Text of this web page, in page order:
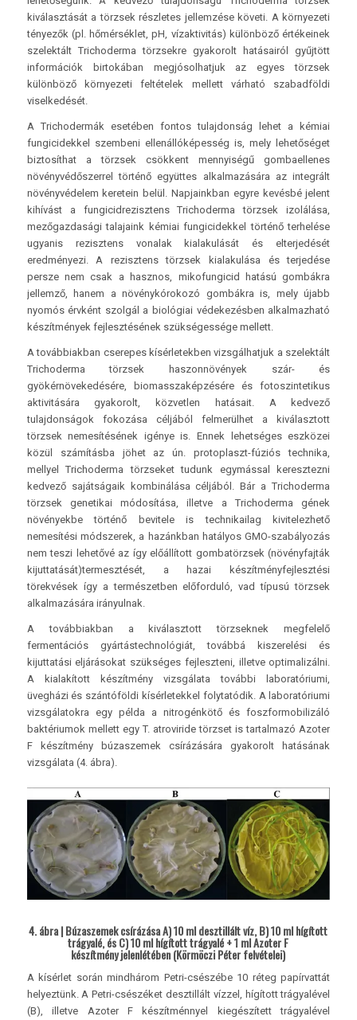
kiválasztását a törzsek részletes jellemzése követi. A környezeti
tényezők (pl. hőmérséklet, pH, vízaktivitás) különböző értékeinek
szelektált Trichoderma törzsekre gyakorolt hatásairól gyűjtött
információk birtokában megjósolhatjuk az egyes törzsek
különböző környezeti feltételek mellett várható szabadföldi
viselkedését.
A Trichodermák esetében fontos tulajdonság lehet a kémiai
fungicidekkel szembeni ellenállóképesség is, mely lehetőséget
biztosíthat a törzsek csökkent mennyiségű gombaellenes
növényvédőszerrel történő együttes alkalmazására az integrált
növényvédelem keretein belül. Napjainkban egyre kevésbé jelent
kihívást a fungicidrezisztens Trichoderma törzsek izolálása,
mezőgazdasági talajaink kémiai fungicidekkel történő terhelése
ugyanis rezisztens vonalak kialakulását és elterjedését
eredményezi. A rezisztens törzsek kialakulása és terjedése
persze nem csak a hasznos, mikofungicid hatású gombákra
jellemző, hanem a növénykórokozó gombákra is, mely újabb
nyomós érvként szolgál a biológiai védekezésben alkalmazható
készítmények fejlesztésének szükségessége mellett.
A továbbiakban cserepes kísérletekben vizsgálhatjuk a szelektált
Trichoderma törzsek haszonnövények szár- és
gyökérnövekedésére, biomasszaképzésére és fotoszintetikus
aktivitására gyakorolt, közvetlen hatásait. A kedvező
tulajdonságok fokozása céljából felmerülhet a kiválasztott
törzsek nemesítésének igénye is. Ennek lehetséges eszközei
közül számításba jöhet az ún. protoplaszt-fúziós technika,
mellyel Trichoderma törzseket tudunk egymással keresztezni
kedvező sajátságaik kombinálása céljából. Bár a Trichoderma
törzsek genetikai módosítása, illetve a Trichoderma gének
növényekbe történő bevitele is technikailag kivitelezhető
nemesítési módszerek, a hazánkban hatályos GMO-szabályozás
nem teszi lehetővé az így előállított gombatörzsek (növényfajták
kijuttatását)termesztését, a hazai készítményfejlesztési
törekvések így a természetben előforduló, vad típusú törzsek
alkalmazására irányulnak.
A továbbiakban a kiválasztott törzseknek megfelelő
fermentációs gyártástechnológiát, továbbá kiszerelési és
kijuttatási eljárásokat szükséges fejleszteni, illetve optimalizálni.
A kialakított készítmény vizsgálata további laboratóriumi,
üvegházi és szántóföldi kísérletekkel folytatódik. A laboratóriumi
vizsgálatokra egy példa a nitrogénkötő és foszformobilizáló
baktériumok mellett egy T. atroviride törzset is tartalmazó Azoter
F készítmény búzaszemek csírázására gyakorolt hatásának
vizsgálata (4. ábra).
4. ábra | Búzaszemek csírázása A) 10 ml desztillált víz, B) 10 ml hígított
trágyalé, és C) 10 ml hígított trágyalé + 1 ml Azoter F
készítmény jelenlétében (Körmöczi Péter felvételei)
A kísérlet során mindhárom Petri-csészébe 10 réteg papírvattát
helyeztünk. A Petri-csészéket desztillált vízzel, hígított trágyalével
(B), illetve Azoter F készítménnyel kiegészített trágyalével